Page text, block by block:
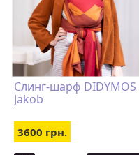
Слинг-шарф DIDYMOS
Jakob
3600 грн.